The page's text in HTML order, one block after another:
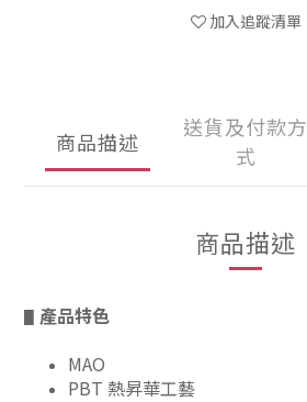
加入追蹤清單
商品描述
送貨及付款方
式
商品描述
▋ 產品特色
MAO
PBT 熱昇華工藝